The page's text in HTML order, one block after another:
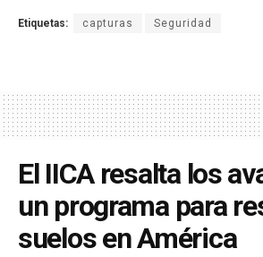
Etiquetas: capturas Seguridad
El IICA resalta los
un programa para
suelos en América